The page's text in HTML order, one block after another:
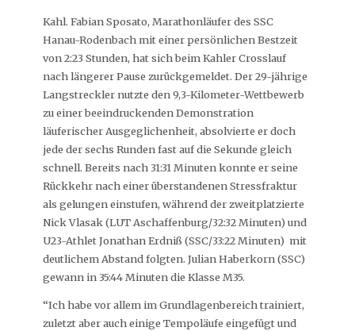
Kahl. Fabian Sposato, Marathonläufer des SSC
Hanau-Rodenbach mit einer persönlichen Bestzeit
von 2:23 Stunden, hat sich beim Kahler Crosslauf
nach längerer Pause zurückgemeldet. Der 29-jährige
Langstreckler nutzte den 9,3-Kilometer-Wettbewerb
zu einer beeindruckenden Demonstration
läuferischer Ausgeglichenheit, absolvierte er doch
jede der sechs Runden fast auf die Sekunde gleich
schnell. Bereits nach 31:31 Minuten konnte er seine
Rückkehr nach einer überstandenen Stressfraktur
als gelungen einstufen, während der zweitplatzierte
Nick Vlasak (LUT Aschaffenburg/32:32 Minuten) und
U23-Athlet Jonathan Erdniß (SSC/33:22 Minuten) mit
deutlichem Abstand folgten. Julian Haberkorn (SSC)
gewann in 35:44 Minuten die Klasse M35.
“Ich habe vor allem im Grundlagenbereich trainiert,
zuletzt aber auch einige Tempoläufe eingefügt und